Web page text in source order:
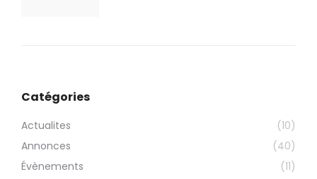
Catégories
Actualites
(10)
Annonces
(40)
Évènements
(11)